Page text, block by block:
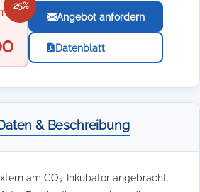
-25%
Angebot anfordern
Datenblatt
& Beschreibung
am CO₂-Inkubator angebracht.